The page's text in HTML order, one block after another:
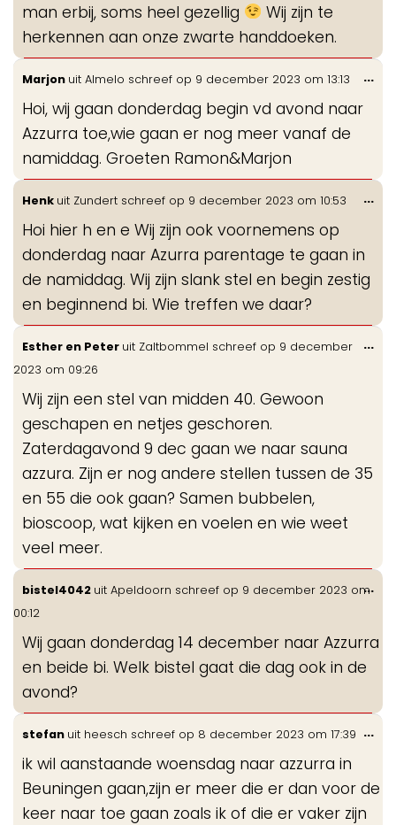
man erbij, soms heel gezellig
Wij zijn te
herkennen aan onze zwarte handdoeken.
Marjon uit Almelo schreef op 9 december 2023 om 13:13
Hoi, wij gaan donderdag begin vd avond naar
Azzurra toe,wie gaan er nog meer vanaf de
namiddag. Groeten Ramon&Marjon
...
Henk uit Zundert schreef op 9 december 2023 om 10:53
Hoi hier h en e Wij zijn ook voornemens op
donderdag naar Azurra parentage te gaan in
de namiddag. Wij zijn slank stel en begin zestig
en beginnend bi. Wie treffen we daar?
...
Esther en Peter uit Zaltbommel schreef op 9 december
2023 om 09:26
Wij zijn een stel van midden 40. Gewoon
geschapen en netjes geschoren.
Zaterdagavond 9 dec gaan we naar sauna
azzura. Zijn er nog andere stellen tussen de 35
en 55 die ook gaan? Samen bubbelen,
bioscoop, wat kijken en voelen en wie weet
veel meer.
...
bistel4042 uit Apeldoorn schreef op 9 december 2023 om
00:12
Wij gaan donderdag 14 december naar Azzurra
en beide bi. Welk bistel gaat die dag ook in de
avond?
...
stefan uit heesch schreef op 8 december 2023 om 17:39
ik wil aanstaande woensdag naar azzurra in
Beuningen gaan,zijn er meer die er dan voor de
keer naar toe gaan zoals ik of die er vaker zijn
...